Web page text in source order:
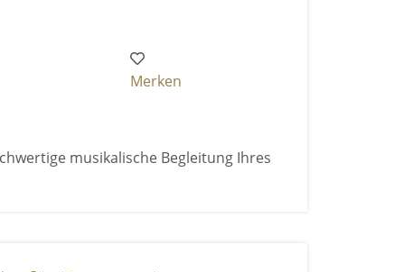
Merken
musikalische Begleitung Ihres